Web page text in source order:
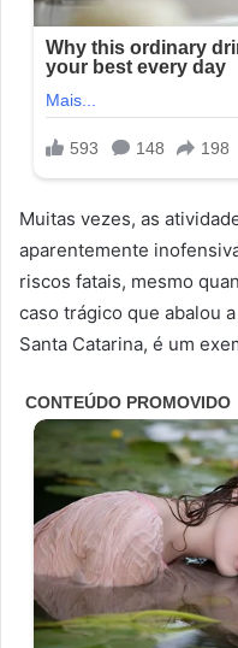
Muitas vezes, as
aparentemente
riscos fatais, mesmo
caso trágico que abalou
Santa Catarina, é um